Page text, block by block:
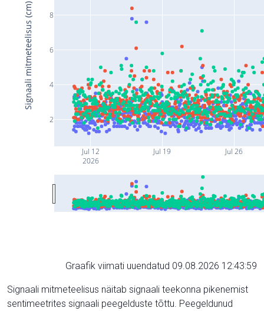
Jul 12
2026
Jul 19 Jul 26
2
4
6
8
Signaali mitmeteelisus (cm)
Graafik viimati uuendatud 09.08.2026 12:43:59
Signaali mitmeteelisus näitab signaali teekonna pikenemist
sentimeetrites signaali peegelduste tõttu. Peegeldunud